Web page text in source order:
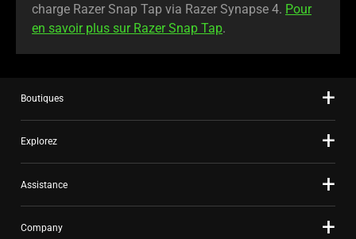
charge Razer Snap Tap via Razer Synapse 4. Pour
en savoir plus sur Razer Snap Tap.
Boutiques
Explorez
Assistance
Company